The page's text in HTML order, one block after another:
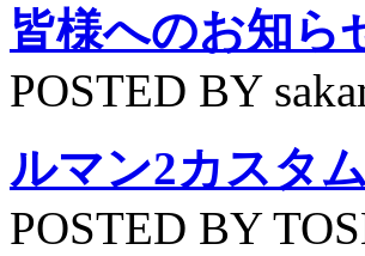
皆様へのお知ら
POSTED BY
ルマン2カスタ
POSTED BY